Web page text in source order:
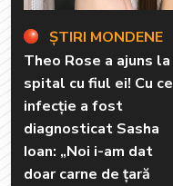
ȘTIRI MONDENE
Theo Rose a ajuns la
spital cu fiul ei! Cu ce
infecție a fost
diagnosticat Sasha
Ioan: „Noi i-am dat
doar carne de țară